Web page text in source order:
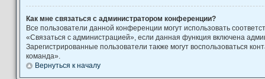
Как мне связаться с администратором конференции?
Все пользователи данной конференции могут использовать
«Связаться с администрацией», если данная функция включена
Зарегистрированные пользователи также могут воспользоваться
команда».
Вернуться к началу